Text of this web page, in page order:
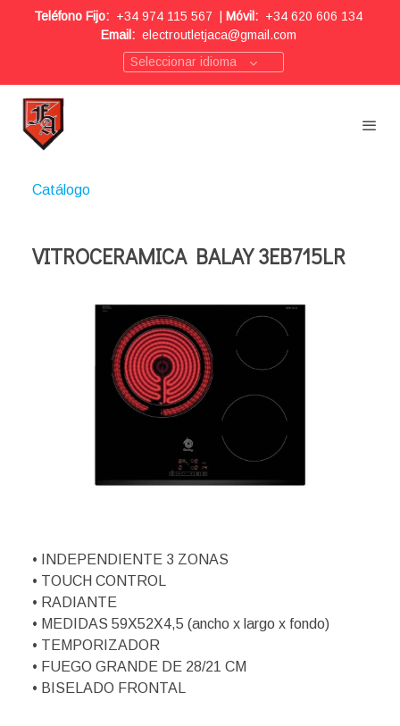
Teléfono Fijo: +34 974 115 567 Móvil: +34 620 606 134
Email: electroutletjaca@gmail.com
Seleccionar idioma
Catálogo
VITROCERAMICA BALAY 3EB715LR
• INDEPENDIENTE 3 ZONAS
• TOUCH CONTROL
• RADIANTE
• MEDIDAS 59X52X4,5 (ancho x largo x fondo)
• TEMPORIZADOR
• FUEGO GRANDE DE 28/21 CM
• BISELADO FRONTAL